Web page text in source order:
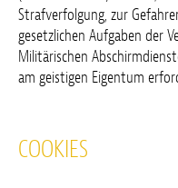
Strafverfolgung, zur
gesetzlichen Aufgaben der
Militärischen
am geistigen Eigentum
COOKIES